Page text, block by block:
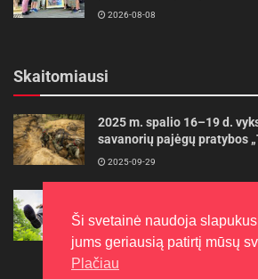
2026-08-08
Skaitomiausi
2025 m. spalio 16–19 d.
savanorių pajėgų pratybos
2025-09-29
ilgiau
2022-06-27
Ši svetainė naudoja
jums geriausią patirtį mūsų
Plačiau